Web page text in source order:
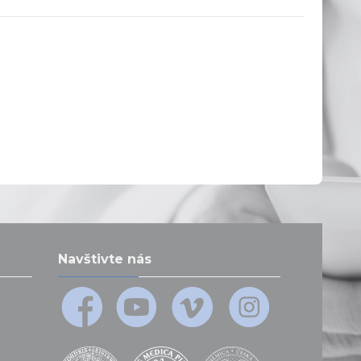
Navštivte nás